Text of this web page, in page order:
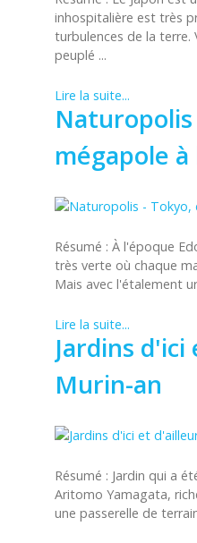
inhospitalière est très
turbulences de la
peuplé ...
Lire la suite...
Naturopolis
mégapole
Résumé : À l'époque
très verte où chaque
Mais avec l'étalement
Lire la suite...
Jardins
Murin-an
Résumé : Jardin qui a
Aritomo Yamagata,
une passerelle de